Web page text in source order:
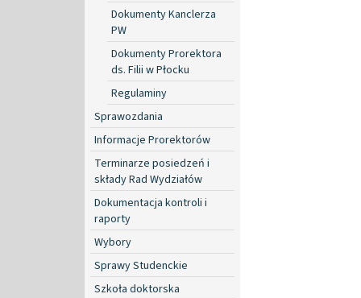
Dokumenty Kanclerza
PW
Dokumenty Prorektora
ds. Filii w Płocku
Regulaminy
Sprawozdania
Informacje Prorektorów
Terminarze posiedzeń i
składy Rad Wydziałów
Dokumentacja kontroli i
raporty
Wybory
Sprawy Studenckie
Szkoła doktorska